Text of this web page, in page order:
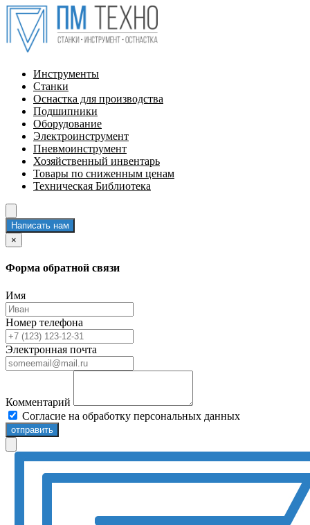
Инструменты
Станки
Оснастка для производства
Подшипники
Оборудование
Электроинструмент
Пневмоинструмент
Хозяйственный инвентарь
Товары по сниженным ценам
Техническая Библиотека
Написать нам
×
Форма обратной связи
Имя
Номер телефона
Электронная почта
Комментарий
Согласие на обработку персональных данных
отправить